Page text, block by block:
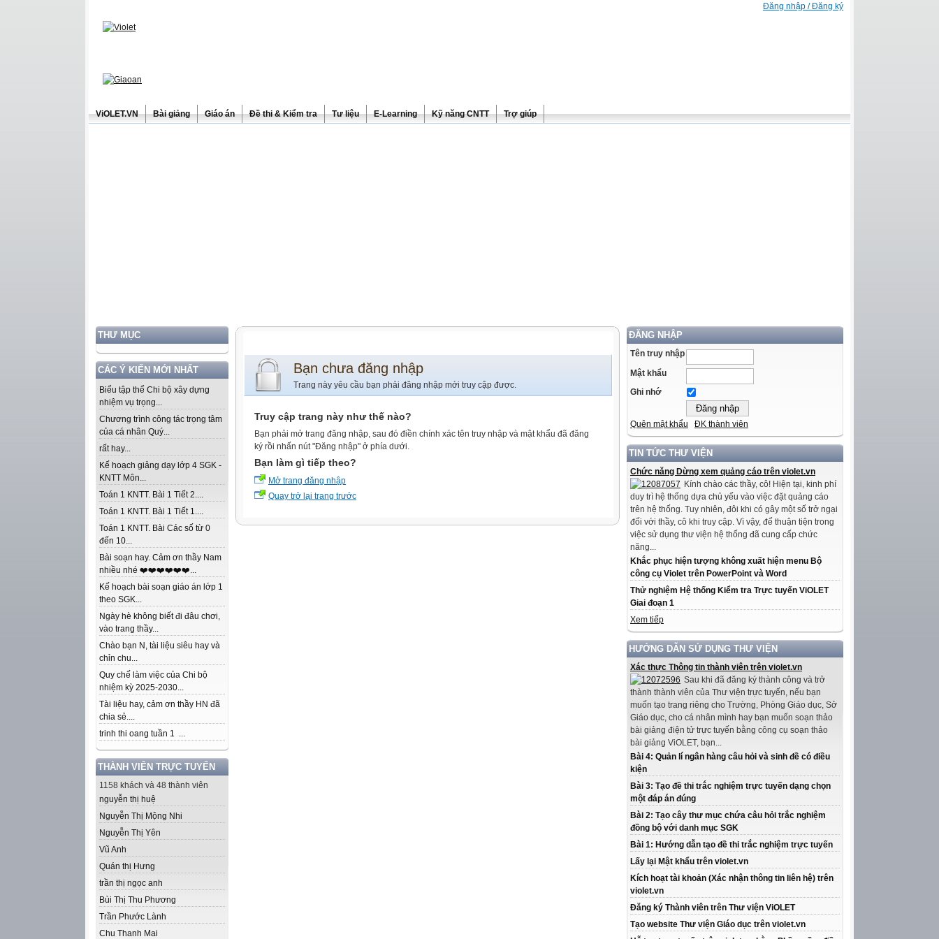
Đăng nhập / Đăng ký
ViOLET.VN Bài giảng Giáo án Đề thi & Kiểm tra Tư liệu E-Learning Kỹ năng CNTT Trợ giúp
THƯ MỤC
CÁC Ý KIẾN MỚI NHẤT
Biểu tập thể Chi bộ xây dựng
nhiệm vụ trọng...
Chương trình công tác trọng tâm
của cá nhân Quý...
rất hay...
Kế hoạch giảng dạy lớp 4 SGK -
KNTT Môn...
Toán 1 KNTT. Bài 1 Tiết 2....
Toán 1 KNTT. Bài 1 Tiết 1....
Toán 1 KNTT. Bài Các số từ 0
đến 10...
Bài soạn hay. Cảm ơn thầy Nam
nhiều nhé ❤️❤️❤️❤️❤️❤️...
Kế hoạch bài soạn giáo án lớp 1
theo SGK...
Ngày hè không biết đi đâu chơi,
vào trang thầy...
Chào bạn N, tài liệu siêu hay và
chỉn chu...
Quy chế làm việc của Chi bộ
nhiệm kỳ 2025-2030...
Tài liệu hay, cảm ơn thầy HN đã
chia sẻ....
trinh thi oang tuần 1 ...
THÀNH VIÊN TRỰC TUYẾN
1158 khách và 48 thành viên
nguyễn thị huệ
Nguyễn Thị Mộng Nhi
Nguyễn Thị Yên
Vũ Anh
Quán thị Hưng
trần thị ngọc anh
Bùi Thị Thu Phương
Trần Phước Lành
Chu Thanh Mai
ĐĂNG NHẬP
Tên truy nhập
Mật khẩu
Ghi nhớ
Quên mật khẩu ĐK thành viên
TIN TỨC THƯ VIỆN
Chức năng Dừng xem quảng cáo trên violet.vn
Kính chào các thầy, cô! Hiện tại, kinh phí
duy trì hệ thống dựa chủ yếu vào việc đặt quảng cáo
trên hệ thống. Tuy nhiên, đôi khi có gây một số trở ngại
đối với thầy, cô khi truy cập. Vì vậy, để thuận tiện trong
việc sử dụng thư viện hệ thống đã cung cấp chức
năng...
Khắc phục hiện tượng không xuất hiện menu Bộ
công cụ Violet trên PowerPoint và Word
Thử nghiệm Hệ thống Kiểm tra Trực tuyến ViOLET
Giai đoạn 1
Xem tiếp
HƯỚNG DẪN SỬ DỤNG THƯ VIỆN
Xác thực Thông tin thành viên trên violet.vn
Sau khi đã đăng ký thành công và trở
thành thành viên của Thư viện trực tuyến, nếu bạn
muốn tạo trang riêng cho Trường, Phòng Giáo dục, Sở
Giáo dục, cho cá nhân mình hay bạn muốn soạn thảo
bài giảng điện tử trực tuyến bằng công cụ soạn thảo
bài giảng ViOLET, bạn...
Bài 4: Quản lí ngân hàng câu hỏi và sinh đề có điều
kiện
Bài 3: Tạo đề thi trắc nghiệm trực tuyến dạng chọn
một đáp án đúng
Bài 2: Tạo cây thư mục chứa câu hỏi trắc nghiệm
đồng bộ với danh mục SGK
Bài 1: Hướng dẫn tạo đề thi trắc nghiệm trực tuyến
Lấy lại Mật khẩu trên violet.vn
Kích hoạt tài khoản (Xác nhận thông tin liên hệ) trên
violet.vn
Đăng ký Thành viên trên Thư viện ViOLET
Tạo website Thư viện Giáo dục trên violet.vn
Bạn chưa đăng nhập
Trang này yêu cầu bạn phải đăng nhập mới truy cập được.
Truy cập trang này như thế nào?
Bạn phải mở trang đăng nhập, sau đó điền chính xác tên truy nhập và mật khẩu đã đăng
ký rồi nhấn nút "Đăng nhập" ở phía dưới.
Bạn làm gì tiếp theo?
Mở trang đăng nhập
Quay trở lại trang trước